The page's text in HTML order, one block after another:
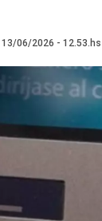
13/06/2026 - 12.53.hs